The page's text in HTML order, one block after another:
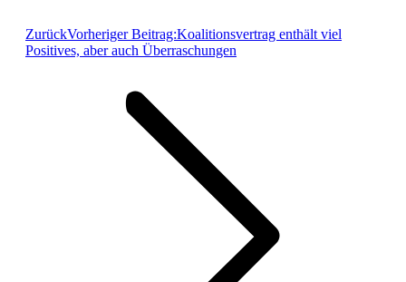
ZurückVorheriger Beitrag:Koalitionsvertrag enthält viel
Positives, aber auch Überraschungen